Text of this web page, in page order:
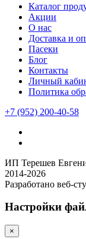
Каталог
Акции
О нас
Доставка и
Пасеки
Блог
Контакты
Личный
Политика
+7 (952) 200-40-58
ИП Терешев
2014-2026
Разработано веб-
Настройки
×